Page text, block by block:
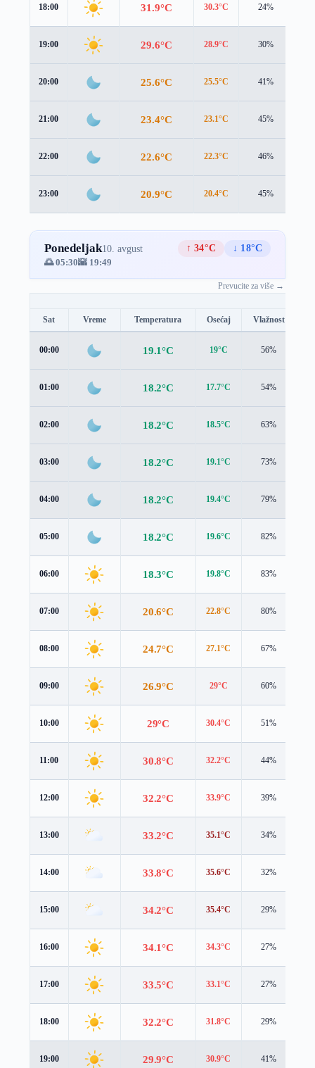
18:00 31.9°C 30.3°C 24%
19:00 29.6°C 28.9°C 30%
20:00 25.6°C 25.5°C 41%
21:00 23.4°C 23.1°C 45%
22:00 22.6°C 22.3°C 46%
23:00 20.9°C 20.4°C 45%
Ponedeljak10. avgust ↑ 34°C
↓ 18°C
🌅 05:30🌇 19:49
Prevucite za više →
Sat Vreme Temperatura Osećaj Vlažnost
00:00 19.1°C 19°C 56%
01:00 18.2°C 17.7°C 54%
02:00 18.2°C 18.5°C 63%
03:00 18.2°C 19.1°C 73%
04:00 18.2°C 19.4°C 79%
05:00 18.2°C 19.6°C 82%
06:00 18.3°C 19.8°C 83%
07:00 20.6°C 22.8°C 80%
08:00 24.7°C 27.1°C 67%
09:00 26.9°C 29°C 60%
10:00 29°C 30.4°C 51%
11:00 30.8°C 32.2°C 44%
12:00 32.2°C 33.9°C 39%
13:00 33.2°C 35.1°C 34%
14:00 33.8°C 35.6°C 32%
15:00 34.2°C 35.4°C 29%
16:00 34.1°C 34.3°C 27%
17:00 33.5°C 33.1°C 27%
18:00 32.2°C 31.8°C 29%
19:00 29.9°C 30.9°C 41%